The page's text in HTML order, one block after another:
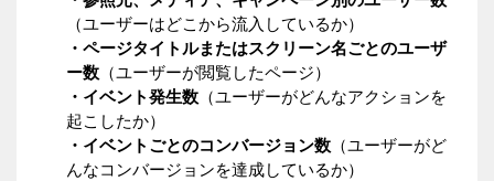
（ユーザーはどこから流入しているか）
・ページタイトルまたはスクリーン名ごとのユーザ
ー数 （ユーザーが閲覧したページ）
・イベント発生数 （ユーザーがどんなアクションを
起こしたか）
・イベントごとのコンバージョン数 （ユーザーがど
んなコンバージョンを達成しているか）